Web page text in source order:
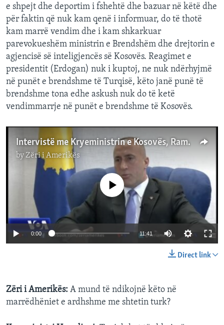
e shpejt dhe deportim i fshehtë dhe bazuar në këtë dhe
për faktin që nuk kam qenë i informuar, do të thotë
kam marrë vendim dhe i kam shkarkuar
parevokueshëm ministrin e Brendshëm dhe drejtorin e
agjencisë së inteligjencës së Kosovës. Reagimet e
presidentit (Erdogan) nuk i kuptoj, ne nuk ndërhyjmë
në punët e brendshme të Turqisë, këto janë punë të
brendshme tona edhe askush nuk do të ketë
vendimmarrje në punët e brendshme të Kosovës.
Intervistë me Kryeministrin e Kosovës, Ramush Haradinaj
byZëri i Amerikës
No media source currently available
0:00 11:41
Direct link
Zëri i Amerikës: A mund të ndikojnë këto në
marrëdhëniet e ardhshme me shtetin turk?